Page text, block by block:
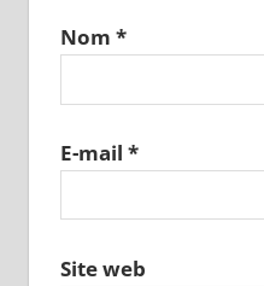
Nom *
E-mail *
Site web